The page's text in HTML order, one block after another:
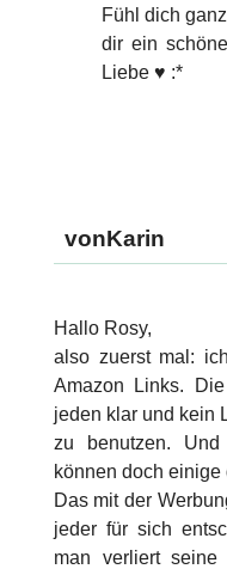
Fühl dich
dir ein
Liebe ♥ :*
vonKarin
Hallo Rosy,
also zuerst mal:
Amazon Links.
jeden klar und kein
zu benutzen. Und
können doch
Das mit der
jeder für sich
man verliert seine